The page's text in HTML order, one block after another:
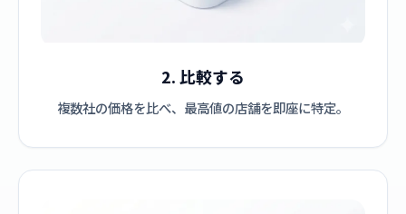
2. 比較する
複数社の価格を比べ、最高値の店舗を即座に特定。